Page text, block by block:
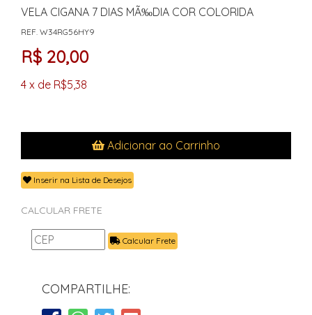
VELA CIGANA 7 DIAS MÃ‰DIA COR COLORIDA
REF. W34RG56HY9
R$ 20,00
4 x de R$5,38
Adicionar ao Carrinho
Inserir na Lista de Desejos
CALCULAR FRETE
Calcular Frete
COMPARTILHE: